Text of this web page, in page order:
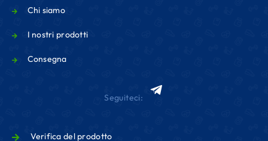
Chi siamo
I nostri prodotti
Consegna
Seguiteci:
Verifica del prodotto